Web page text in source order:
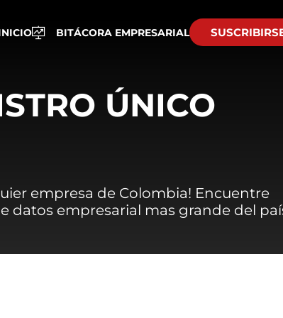
BITÁCORA EMPRESARIAL
ÚNICO
empresa de Colombia! Encuentre
datos empresarial mas grande del